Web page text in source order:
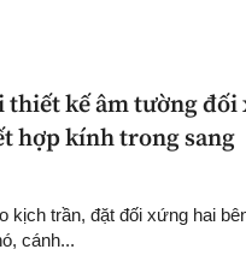
kế âm tường đối
hợp kính trong sang
kịch trần, đặt đối xứng hai
cánh...